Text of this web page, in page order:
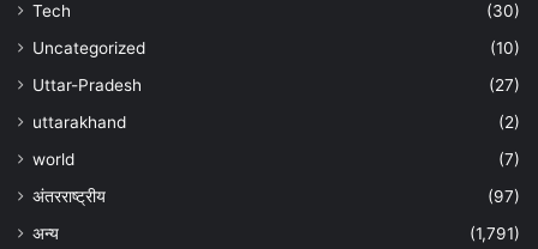
Tech
(30)
Uncategorized
(10)
Uttar-Pradesh
(27)
uttarakhand
(2)
world
(7)
अंतरराष्ट्रीय
(97)
अन्‍य
(1,791)